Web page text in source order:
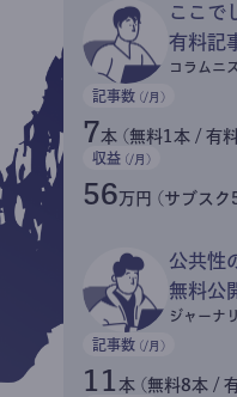
ここで
有料記
コラムニ
記事数 (/月)
7本 (無料1本 / 有
収益 (/月)
56万円 (サブス
公共性
無料公
ジャーナ
記事数 (/月)
11 本 (無料8本 /